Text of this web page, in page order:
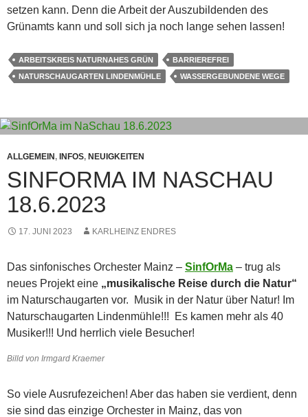
setzen kann. Denn die Arbeit der Auszubildenden des
Grünamts kann und soll sich ja noch lange sehen lassen!
ARBEITSKREIS NATURNAHES GRÜN
BARRIEREFREI
NATURSCHAUGARTEN LINDENMÜHLE
WASSERGEBUNDENE WEGE
ALLGEMEIN, INFOS, NEUIGKEITEN
SINFORMA IM NASCHAU
18.6.2023
17. JUNI 2023 KARLHEINZ ENDRES
Das sinfonisches Orchester Mainz – SinfOrMa – trug als
neues Projekt eine „musikalische Reise durch die Natur“
im Naturschaugarten vor. Musik in der Natur über Natur! Im
Naturschaugarten Lindenmühle!!! Es kamen mehr als 40
Musiker!!! Und herrlich viele Besucher!
Billd von Irmgard Kraemer
So viele Ausrufezeichen! Aber das haben sie verdient, denn
sie sind das einzige Orchester in Mainz, das von